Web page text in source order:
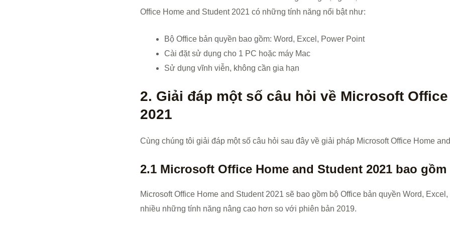
Office Home and Student 2021 có những tính năng nổi bật như:
Bộ Office bản quyền bao gồm: Word, Excel, Power Point
Cài đặt sử dụng cho 1 PC hoặc máy Mac
Sử dụng vĩnh viễn, không cần gia hạn
2. Giải đáp một số câu hỏi về Microsoft
2021
Cùng chúng tôi giải đáp một số câu hỏi sau đây về giải pháp Microsoft Office Home
2.1 Microsoft Office Home and Student 2021 bao
Microsoft Office Home and Student 2021 sẽ bao gồm bộ Office bản quyền Word,
nhiều những tính năng nâng cao hơn so với phiên bản 2019.